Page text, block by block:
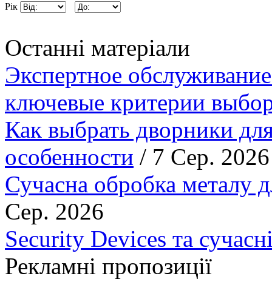
Рік
Останні матеріали
Экспертное
ключевые критерии
Как выбрать дворники
особенности / 7 Сер. 2026
Сучасна обробка металу
Сер. 2026
Security Devices та
Рекламні пропозиції